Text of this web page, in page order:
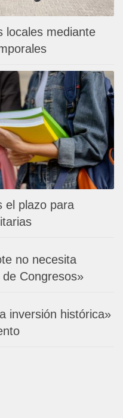
locales mediante
el plazo para
no necesita
Congresos»
inversión histórica»